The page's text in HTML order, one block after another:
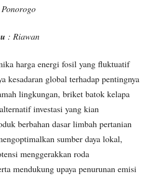
: Riawan
harga energi fosil yang fluktuatif
kesadaran global terhadap pentingnya
lingkungan, briket batok kelapa
investasi yang kian
berbahan dasar limbah pertanian
sumber daya lokal,
menggerakkan roda
mendukung upaya penurunan emisi